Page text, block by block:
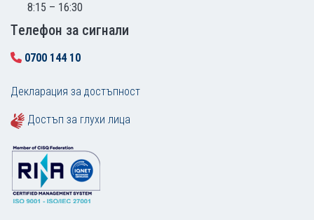
8:15 – 16:30
Tелефон за сигнали
0700 144 10
Декларация за достъпност
Достъп за глухи лица